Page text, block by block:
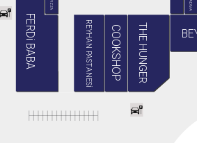
COOKSHOP
FERDi BABA REYHAN PASTANESİ THE HUNGER